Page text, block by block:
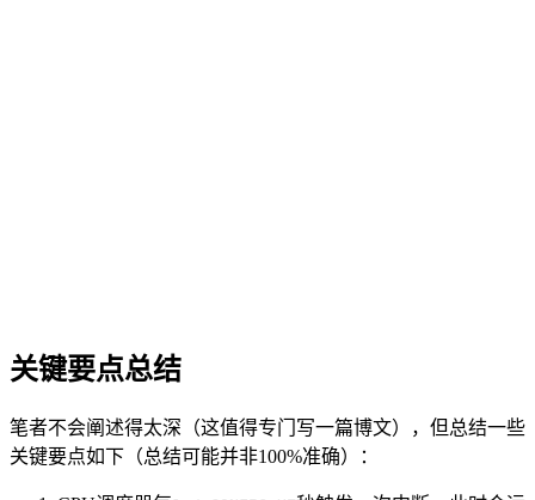
关键要点总结
笔者不会阐述得太深（这值得专门写一篇博文），但总结一些
关键要点如下（总结可能并非100%准确）：